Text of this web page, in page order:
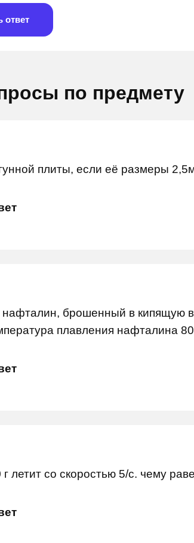
ответ
по предмету
плиты, если её размеры
нафталин, брошенный в кипящую
плавления нафталина
летит со скоростью 5/с. чему